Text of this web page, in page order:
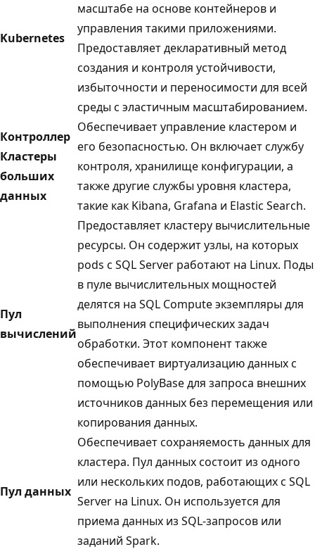
Kubernetes
масштабе на основе контейнеров и
управления такими приложениями.
Предоставляет декларативный метод
создания и контроля устойчивости,
избыточности и переносимости для всей
среды с эластичным масштабированием.
Контроллер
Кластеры
больших
данных
Обеспечивает управление кластером и
его безопасностью. Он включает службу
контроля, хранилище конфигурации, а
также другие службы уровня кластера,
такие как Kibana, Grafana и Elastic Search.
Пул
вычислений
Предоставляет кластеру вычислительные
ресурсы. Он содержит узлы, на которых
pods с SQL Server работают на Linux. Поды
в пуле вычислительных мощностей
делятся на SQL Compute экземпляры для
выполнения специфических задач
обработки. Этот компонент также
обеспечивает виртуализацию данных с
помощью PolyBase для запроса внешних
источников данных без перемещения или
копирования данных.
Пул данных
Обеспечивает сохраняемость данных для
кластера. Пул данных состоит из одного
или нескольких подов, работающих с SQL
Server на Linux. Он используется для
приема данных из SQL-запросов или
заданий Spark.